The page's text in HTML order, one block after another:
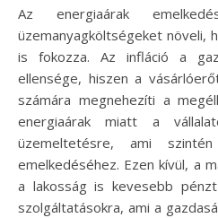
Az energiaárak
üzemanyagköltségeket növeli,
is fokozza. Az infláció a
ellensége, hiszen a
számára megnehezíti a
energiaárak miatt a
üzemeltetésre, ami
emelkedéséhez. Ezen kívül, a
a lakosság is kevesebb
szolgáltatásokra, ami a